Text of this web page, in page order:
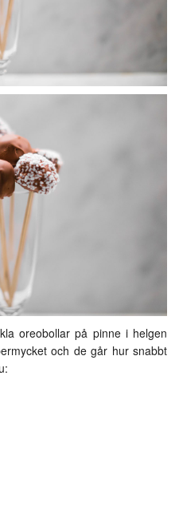
oreobollar på pinne i helgen
och de går hur snabbt